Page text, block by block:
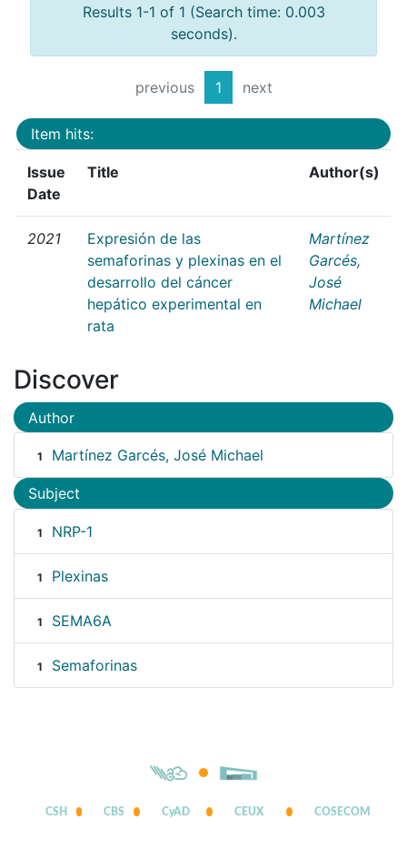
Results 1-1 of 1 (Search time: 0.003
seconds).
previous 1 next
Item hits:
Issue
Date
Title Author(s)
2021
Expresión de las
semaforinas y plexinas en el
desarrollo del cáncer
hepático experimental en
rata
Martínez
Garcés,
José
Michael
Discover
Author
1 Martínez Garcés, José Michael
Subject
1 NRP-1
1 Plexinas
1 SEMA6A
1 Semaforinas
CSH CBS CyAD CEUX COSECOM